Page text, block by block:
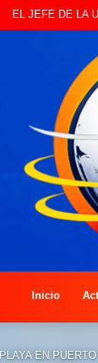
LANZAN
Inicio
PLAYA EN